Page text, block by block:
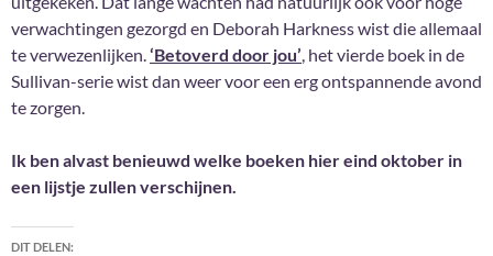
verwachtingen gezorgd en Deborah Harkness wist die allemaal
te verwezenlijken.‘Betoverd door jou’, het vierde boek in de
Sullivan-serie wist dan weer voor een erg ontspannende avond
te zorgen.
Ik ben alvast benieuwd welke boeken hier eind oktober in
een lijstje zullen verschijnen.
DIT DELEN: